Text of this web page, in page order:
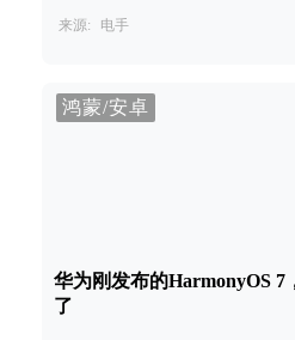
来源: 电手
鸿蒙/安卓
华为刚发布的HarmonyOS
了